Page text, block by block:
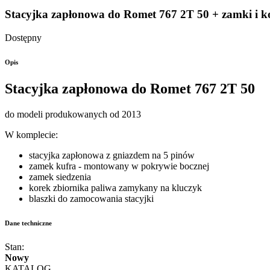
Stacyjka zapłonowa do Romet 767 2T 50 + zamki i
Dostępny
Opis
Stacyjka zapłonowa do Romet 767 2T 50
do modeli produkowanych od 2013
W komplecie:
stacyjka zapłonowa z gniazdem na 5 pinów
zamek kufra - montowany w pokrywie bocznej
zamek siedzenia
korek zbiornika paliwa zamykany na kluczyk
blaszki do zamocowania stacyjki
Dane techniczne
Stan:
Nowy